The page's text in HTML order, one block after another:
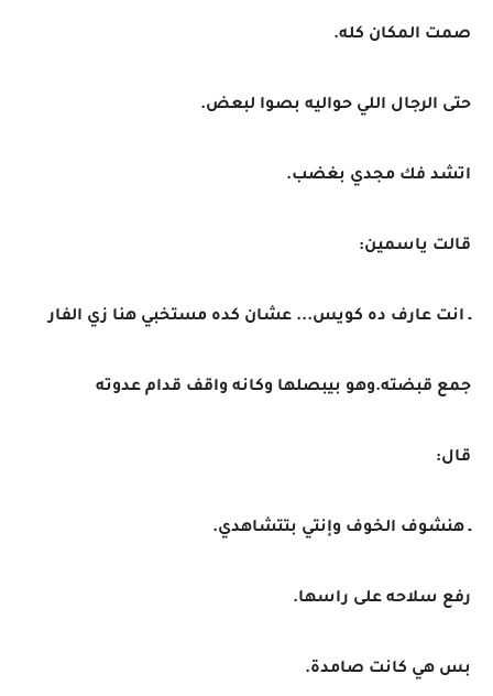
صمت المكان كله.
حتى الرجال اللي حواليه بصوا لبعض.
اتشد فك مجدي بغضب.
قالت ياسمين:
ـ انت عارف ده كويس... عشان كده مستخبي هنا زي الفار
جمع قبضته.وهو بيبصلها وكانه واقف قدام عدوته
قال:
ـ هنشوف الخوف وإنتي بتتشاهدي.
رفع سلاحه على راسها.
بس هي كانت صامدة.